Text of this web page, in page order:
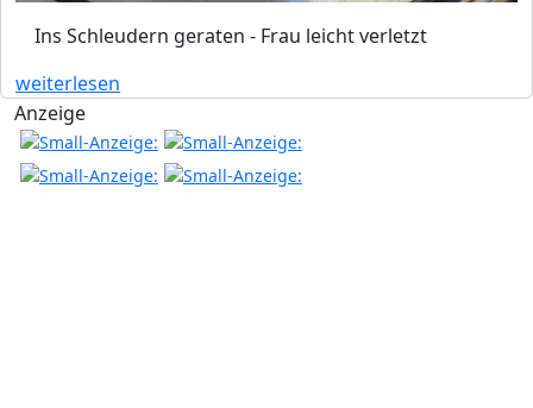
Ins Schleudern geraten - Frau leicht verletzt
weiterlesen
Anzeige